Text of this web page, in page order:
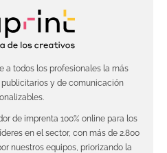
a todos los profesionales la más
y de comunicación
de imprenta 100% online para los
en el sector, con más de 2.800
nuestros equipos, priorizando la